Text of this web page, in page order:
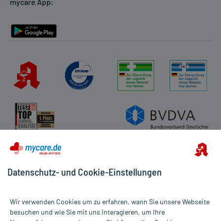
Rückgabe/Widerruf
mycare App:
Datenschutz- und Cookie-Einstellungen
Wir verwenden Cookies um zu erfahren, wann Sie unsere Webseite
besuchen und wie Sie mit uns interagieren, um Ihre